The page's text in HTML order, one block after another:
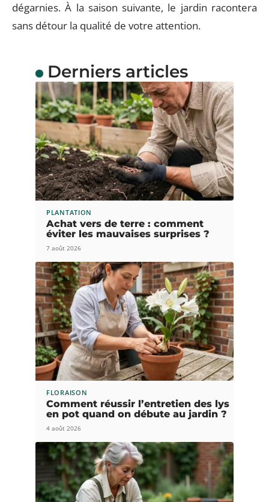
dégarnies. À la saison suivante, le jardin racontera
sans détour la qualité de votre attention.
Derniers articles
PLANTATION
Achat vers de terre : comment
éviter les mauvaises surprises ?
7 août 2026
FLORAISON
Comment réussir l’entretien des lys
en pot quand on débute au jardin ?
4 août 2026